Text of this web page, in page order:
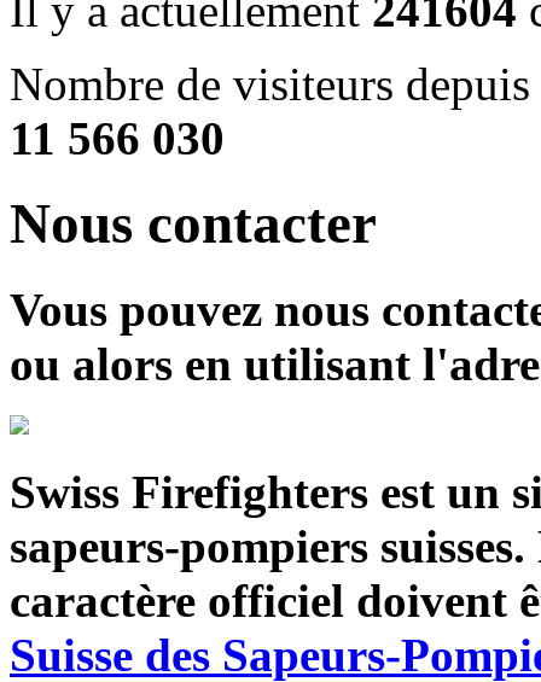
Nombre de visiteurs
11 566 030
Nous contacter
Vous pouvez nous
ou alors en utilisant
Swiss Firefighters est un
sapeurs-pompiers
caractère officiel doivent
Suisse des Sapeurs-